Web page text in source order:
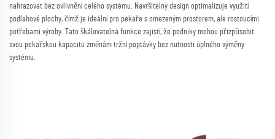
nahrazovat bez ovlivnění celého systému. Navršitelný design optimalizuje využití
podlahové plochy, čímž je ideální pro pekaře s omezeným prostorem, ale rostoucími
potřebami výroby. Tato škálovatelná funkce zajistí, že podniky mohou přizpůsobit
svou pekařskou kapacitu změnám tržní poptávky bez nutnosti úplného výměny
systému.